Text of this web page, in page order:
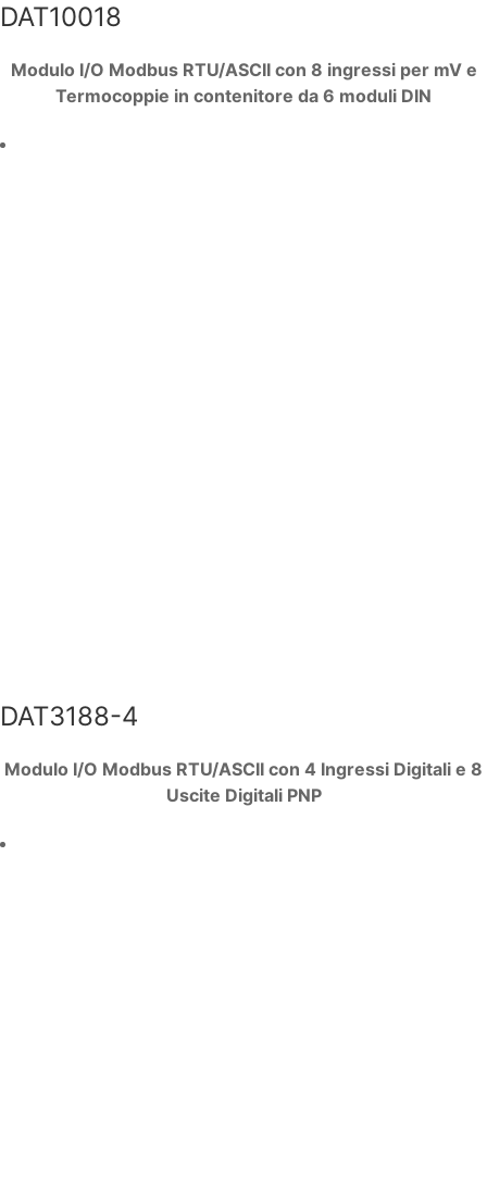
DAT10018
Modulo I/O Modbus RTU/ASCII con 8 ingressi per mV e
Termocoppie in contenitore da 6 moduli DIN
DAT3188-4
Modulo I/O Modbus RTU/ASCII con 4 Ingressi Digitali e 8
Uscite Digitali PNP